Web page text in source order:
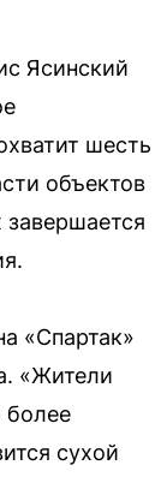
Ясинский
шесть
объектов
«Спартак»
«Жители
более
сухой